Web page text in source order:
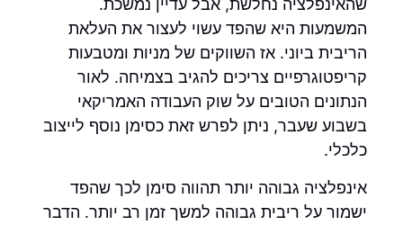
שהאינפלציה נחלשת, אבל עדיין נמשכת.
המשמעות היא שהפד עשוי לעצור את העלאת
הריבית ביוני. אז השווקים של מניות ומטבעות
קריפטוגרפיים צריכים להגיב בצמיחה. לאור
הנתונים הטובים על שוק העבודה האמריקאי
בשבוע שעבר, ניתן לפרש זאת כסימן נוסף לייצוב
כלכלי.
אינפלציה גבוהה יותר תהווה סימן לכך שהפד
ישמור על ריבית גבוהה למשך זמן רב יותר. הדבר